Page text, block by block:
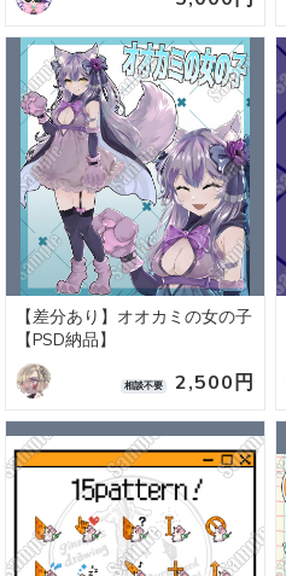
【差分あり】オオカミの女の子
【PSD納品】
相談不要 2,500円